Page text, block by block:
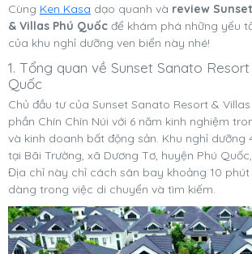
Cùng Ken Kasa dạo quanh và review
& Villas Phú Quốc để khám phá những yếu
của khu nghỉ dưỡng ven biển này nhé!
1. Tổng quan về Sunset Sanato
Quốc
Chủ đầu tư của Sunset Sanato Resort &
phần Chín Chín Núi với 6 năm kinh nghiệm
và kinh doanh bất động sản. Khu nghỉ dưỡng
tại Bãi Trường, xã Dương Tơ, huyện Phú
Địa chỉ này chỉ cách sân bay khoảng 10 phút
dàng trong việc di chuyển và tìm kiếm.